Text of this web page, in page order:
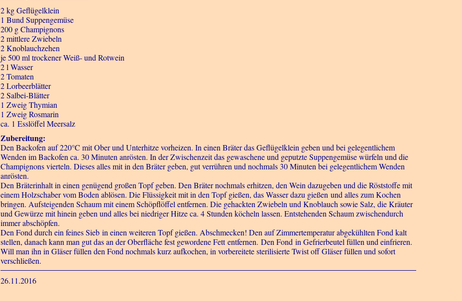
2 kg Geflügelklein
1 Bund Suppengemüse
200 g Champignons
2 mittlere Zwiebeln
2 Knoblauchzehen
je 500 ml trockener Weiß- und Rotwein
2 l Wasser
2 Tomaten
2 Lorbeerblätter
2 Salbei-Blätter
1 Zweig Thymian
1 Zweig Rosmarin
ca. 1 Esslöffel Meersalz
Zubereitung:
Den Backofen auf 220°C mit Ober und Unterhitze vorheizen. In einen Bräter das Geflügelklein geben und bei gelegentlichem
Wenden im Backofen ca. 30 Minuten anrösten. In der Zwischenzeit das gewaschene und geputzte Suppengemüse würfeln und die
Champignons vierteln. Dieses alles mit in den Bräter geben, gut verrühren und nochmals 30 Minuten bei gelegentlichem Wenden
anrösten.
Den Bräterinhalt in einen genügend großen Topf geben. Den Bräter nochmals erhitzen, den Wein dazugeben und die Röststoffe mit
einem Holzschaber vom Boden ablösen. Die Flüssigkeit mit in den Topf gießen, das Wasser dazu gießen und alles zum Kochen
bringen. Aufsteigenden Schaum mit einem Schöpflöffel entfernen. Die gehackten Zwiebeln und Knoblauch sowie Salz, die Kräuter
und Gewürze mit hinein geben und alles bei niedriger Hitze ca. 4 Stunden köcheln lassen. Entstehenden Schaum zwischendurch
immer abschöpfen.
Den Fond durch ein feines Sieb in einen weiteren Topf gießen. Abschmecken! Den auf Zimmertemperatur abgekühlten Fond kalt
stellen, danach kann man gut das an der Oberfläche fest gewordene Fett entfernen. Den Fond in Gefrierbeutel füllen und einfrieren.
Will man ihn in Gläser füllen den Fond nochmals kurz aufkochen, in vorbereitete sterilisierte Twist off Gläser füllen und sofort
verschließen.
26.11.2016